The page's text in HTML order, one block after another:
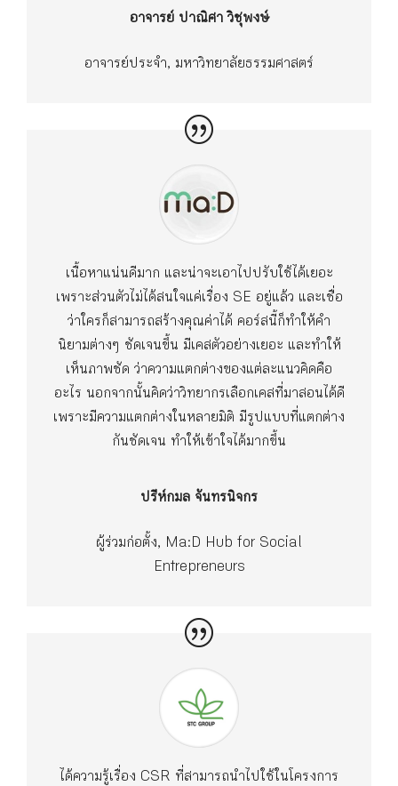
อาจารย์ ปาณิศา วิชุพงษ์
อาจารย์ประจำ, มหาวิทยาลัยธรรมศาสตร์
เนื้อหาแน่นดีมาก และน่าจะเอาไปปรับใช้ได้เยอะ
เพราะส่วนตัวไม่ได้สนใจแค่เรื่อง SE อยู่แล้ว และเชื่อ
ว่าใครก็สามารถสร้างคุณค่าได้ คอร์สนี้ก็ทำให้คำ
นิยามต่างๆ ชัดเจนขึ้น มีเคสตัวอย่างเยอะ และทำให้
เห็นภาพชัด ว่าความแตกต่างของแต่ละแนวคิดคือ
อะไร นอกจากนั้นคิดว่าวิทยากรเลือกเคสที่มาสอนได้ดี
เพราะมีความแตกต่างในหลายมิติ มีรูปแบบที่แตกต่าง
กันชัดเจน ทำให้เข้าใจได้มากขึ้น
ปรีห์กมล จันทรนิจกร
ผู้ร่วมก่อตั้ง, Ma:D Hub for Social
Entrepreneurs
ได้ความรู้เรื่อง CSR ที่สามารถนำไปใช้ในโครงการ